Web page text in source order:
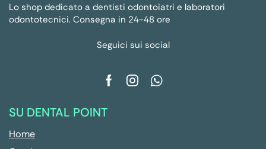
Lo shop dedicato a dentisti odontoiatri e laboratori
odontotecnici. Consegna in 24-48 ore
Seguici sui social
SU DENTAL POINT
Home